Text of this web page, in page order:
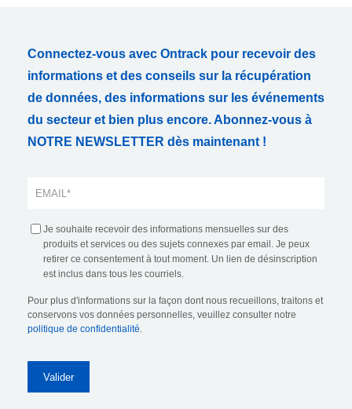
Connectez-vous avec Ontrack pour recevoir des
informations et des conseils sur la récupération
de données, des informations sur les événements
du secteur et bien plus encore. Abonnez-vous à
NOTRE NEWSLETTER dès maintenant !
Je souhaite recevoir des informations mensuelles sur des
produits et services ou des sujets connexes par email. Je peux
retirer ce consentement à tout moment. Un lien de désinscription
est inclus dans tous les courriels.
Pour plus d'informations sur la façon dont nous recueillons, traitons et
conservons vos données personnelles, veuillez consulter notre
politique de confidentialité.